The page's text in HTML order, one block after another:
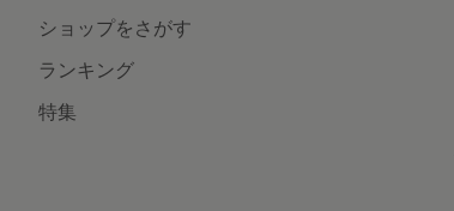
ショップをさがす
ランキング
特集